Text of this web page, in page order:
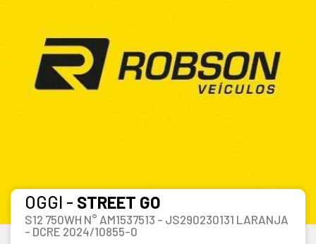
OGGI - STREET GO
S12 750WH N° AM1537513 - JS290230131 LARANJA
- DCRE 2024/10855-0